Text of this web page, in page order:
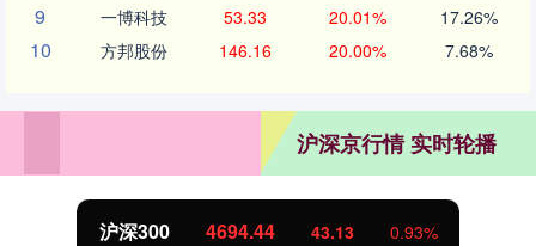
9 一博科技 53.33 20.01% 17.26%
10 方邦股份 146.16 20.00% 7.68%
沪深京行情 实时轮播
北证50 1134.24 11.37 1.01%